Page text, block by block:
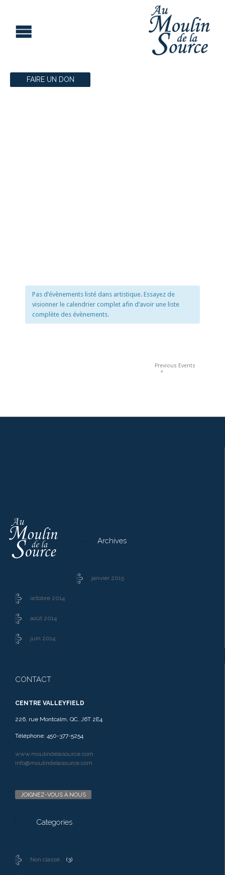
FAIRE UN DON
Pas d’évènements listé dans artistique. Essayez de
visionner le calendrier complet afin d’avoir une liste
complète des évènements.
«
Previous Events
Archives
janvier 2015
octobre 2014
août 2014
juin 2014
CONTACT
CENTRE VALLEYFIELD
226, rue Montcalm, QC, J6T 2E4
Téléphone: 450-377-5254
www.moulindelasource.com
info@moulindelasource.com
JOIGNEZ-VOUS À NOUS
Categories
Non classé (3)